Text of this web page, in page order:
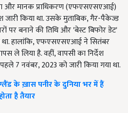
और मानक प्राधिकरण (एफएसएसएआई)
किया था. उसके मुताबिक, गैर-पैकेज्ड
पर बनाने की तिथि और 'बेस्ट बिफोर डेट'
था. हालांकि, एफएसएसएआई ने सितंबर
लिया है. वहीं, वापसी का निर्देश
7 नवंबर, 2023 को जारी किया गया था.
के ख़ास पनीर के दुनिया भर में हैं
है तैयार